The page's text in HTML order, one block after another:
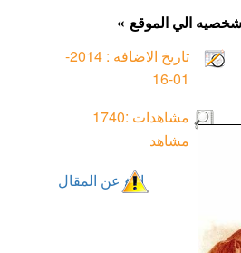
« الي الموقع
تاريخ الاضافه :
2014-
01-16
مشاهدات :1740
مشاهد
ابلغ عن المقال